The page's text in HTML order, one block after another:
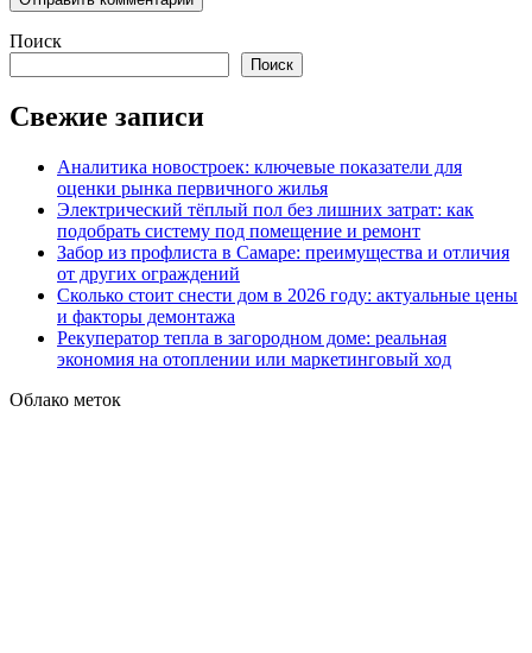
Поиск
Поиск
Свежие записи
Аналитика новостроек: ключевые показатели для
оценки рынка первичного жилья
Электрический тёплый пол без лишних затрат: как
подобрать систему под помещение и ремонт
Забор из профлиста в Самаре: преимущества и отличия
от других ограждений
Сколько стоит снести дом в 2026 году: актуальные цены
и факторы демонтажа
Рекуператор тепла в загородном доме: реальная
экономия на отоплении или маркетинговый ход
Облако меток